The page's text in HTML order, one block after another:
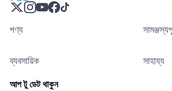
পণ্য
ব্যবসায়িক সাহায্য
আপ টু ডেট থাকুন